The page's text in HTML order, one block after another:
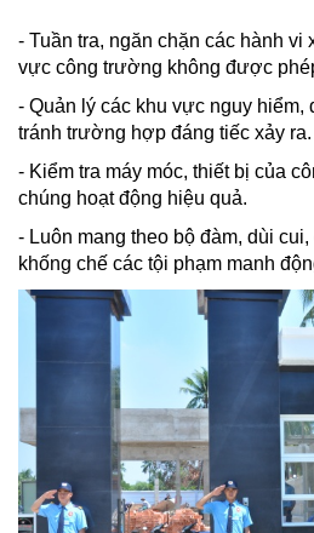
- Tuần tra, ngăn chặn các hành vi
vực công trường không được
- Quản lý các khu vực nguy hiểm,
tránh trường hợp đáng tiếc xảy ra.
- Kiểm tra máy móc, thiết bị của
chúng hoạt động hiệu quả.
- Luôn mang theo bộ đàm, dùi
khống chế các tội phạm manh